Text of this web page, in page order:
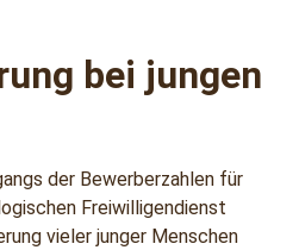
bei jungen
der Bewerberzahlen für
Freiwilligendienst
vieler junger Menschen